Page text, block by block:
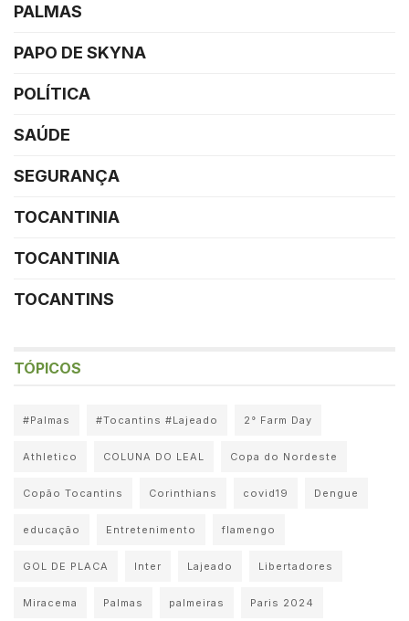
PALMAS
PAPO DE SKYNA
POLÍTICA
SAÚDE
SEGURANÇA
TOCANTINIA
TOCANTINIA
TOCANTINS
TÓPICOS
#Palmas #Tocantins #Lajeado 2° Farm Day
Athletico COLUNA DO LEAL Copa do Nordeste
Copão Tocantins Corinthians covid19 Dengue
educação Entretenimento flamengo
GOL DE PLACA Inter Lajeado Libertadores
Miracema Palmas palmeiras Paris 2024